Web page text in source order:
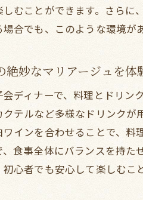
デ
女子会
デ
美
女
お
予
むことができます。さら
合でも、このような環境が
絶妙なマリアージュを体
ディナーで、料理とドリン
テルなど多様なドリンク
インを合わせることで、
食事全体にバランスを持
心者でも安心して楽しむこ